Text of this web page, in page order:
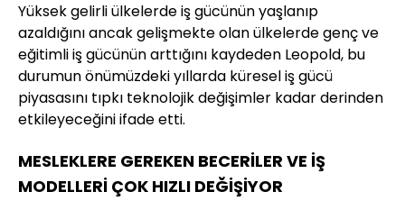
Yüksek gelirli ülkelerde iş gücünün yaşlanıp
azaldığını ancak gelişmekte olan ülkelerde genç ve
eğitimli iş gücünün arttığını kaydeden Leopold, bu
durumun önümüzdeki yıllarda küresel iş gücü
piyasasını tıpkı teknolojik değişimler kadar derinden
etkileyeceğini ifade etti.
MESLEKLERE GEREKEN BECERİLER VE İŞ
MODELLERİ ÇOK HIZLI DEĞİŞİYOR